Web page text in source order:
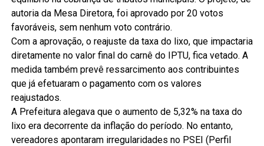
autoria da Mesa Diretora, foi aprovado por 20 votos
favoráveis, sem nenhum voto contrário.
Com a aprovação, o reajuste da taxa do lixo, que impactaria
diretamente no valor final do carnê do IPTU, fica vetado. A
medida também prevê ressarcimento aos contribuintes
que já efetuaram o pagamento com os valores
reajustados.
A Prefeitura alegava que o aumento de 5,32% na taxa do
lixo era decorrente da inflação do período. No entanto,
vereadores apontaram irregularidades no PSEI (Perfil